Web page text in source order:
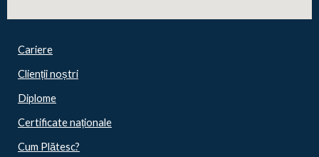
Cariere
Clienții noștri
Diplome
Certificate naționale
Cum Plătesc?